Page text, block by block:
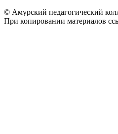
© Амурский педагогический
При копировании материалов